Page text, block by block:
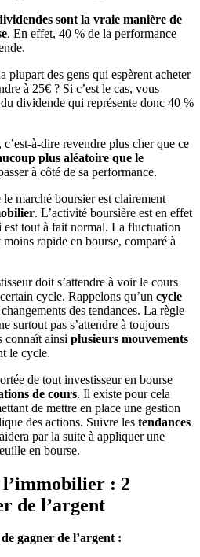
sont la vraie manière de
. En effet, 40 % de la performance
plupart des gens qui espèrent acheter
à 25€ ? Si c’est le cas, vous
dividende qui représente donc 40 %
, c’est-à-dire revendre plus cher que ce
plus aléatoire que le
à côté de sa performance.
marché boursier est clairement
. L’activité boursière est en effet
est tout à fait normal. La fluctuation
rapide en bourse, comparé à
doit s’attendre à voir le cours
cycle. Rappelons qu’un cycle
des tendances. La règle
surtout pas s’attendre à toujours
connaît ainsi plusieurs mouvements
le cycle.
de tout investisseur en bourse
de cours. Il existe pour cela
de mettre en place une gestion
des actions. Suivre les tendances
par la suite à appliquer une
en bourse.
l’immobilier : 2
de l’argent
gagner de l’argent :